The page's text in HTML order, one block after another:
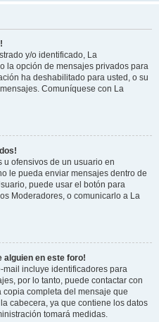
y/o identificado, La
la opción de mensajes privados para
ha deshabilitado para usted, o su
Comuníquese con La
ofensivos de un usuario en
le pueda enviar mensajes dentro de
puede usar el botón para
Moderadores, o comunicarlo a La
alguien en este foro!
mail incluye identificadores para
por lo tanto, puede contactar con
completa del mensaje que
cabecera, ya que contiene los datos
tomará medidas.